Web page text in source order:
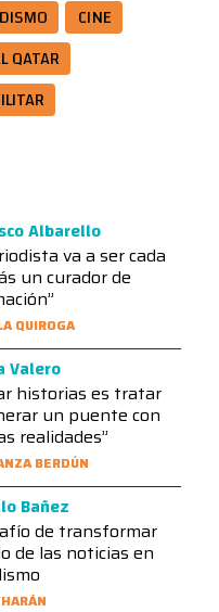
CINE
QATAR
Albarello
va a ser cada
un curador de
QUIROGA
Valero
historias es tratar
un puente con
realidades”
BERDÚN
Bañez
de transformar
de las noticias en